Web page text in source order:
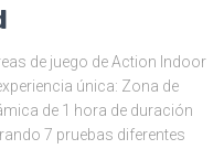
de juego de Action Indoor
única: Zona de
de 1 hora de duración
7 pruebas diferentes